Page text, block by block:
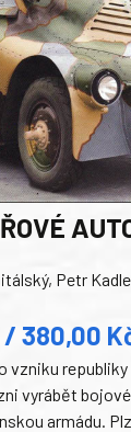
Petr
/ 380,00
vzniku
vyrábět
armádu.